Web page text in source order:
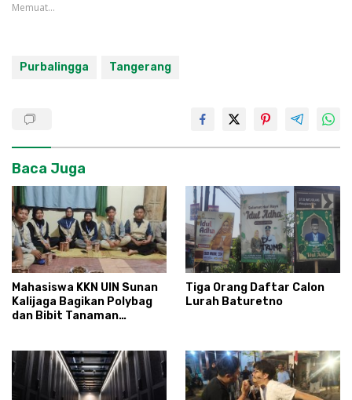
Memuat...
Purbalingga Tangerang
Baca Juga
Mahasiswa KKN UIN Sunan
Kalijaga Bagikan Polybag
dan Bibit Tanaman
Tiga Orang Daftar Calon
Lurah Baturetno